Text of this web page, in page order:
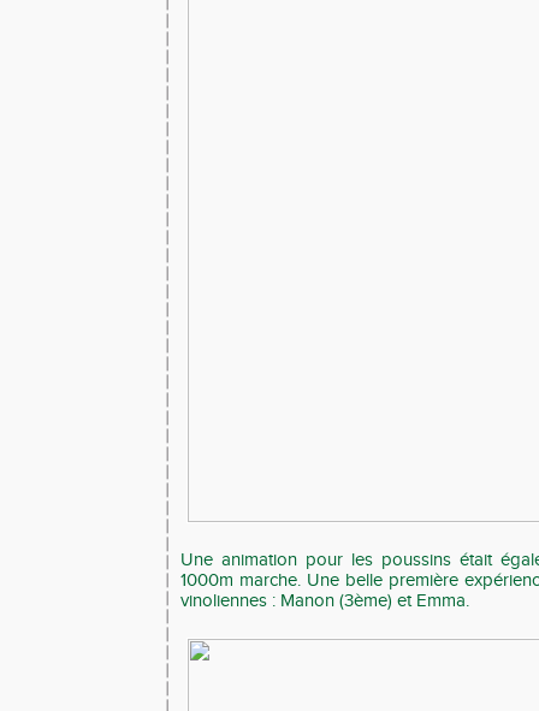
Une animation pour les poussins était
1000m marche. Une belle première
vinoliennes : Manon (3ème) et Emma.